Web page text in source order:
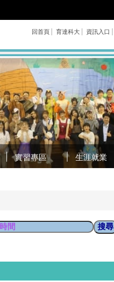
回首頁 育達科大 資訊入口
實習專區 生涯就業